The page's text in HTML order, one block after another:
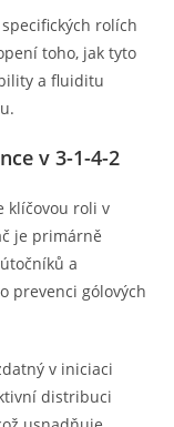
rolích
toho, jak tyto
a fluiditu
v 3-1-4-2
klíčovou roli v
je primárně
a
prevenci gólových
v iniciaci
distribuci